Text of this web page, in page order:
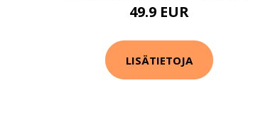
49.9 EUR
LISÄTIETOJA